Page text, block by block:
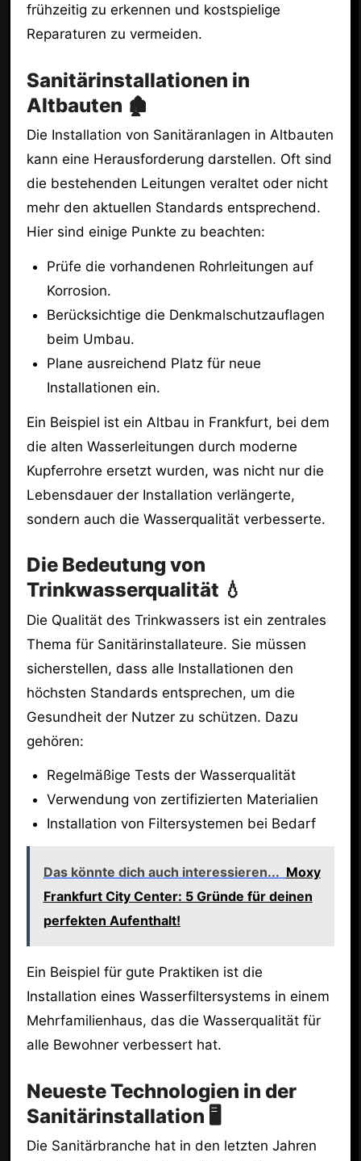
frühzeitig zu erkennen und kostspielige
Reparaturen zu vermeiden.
Sanitärinstallationen in
Altbauten 🏚️
Die Installation von Sanitäranlagen in Altbauten
kann eine Herausforderung darstellen. Oft sind
die bestehenden Leitungen veraltet oder nicht
mehr den aktuellen Standards entsprechend.
Hier sind einige Punkte zu beachten:
Prüfe die vorhandenen Rohrleitungen auf
Korrosion.
Berücksichtige die Denkmalschutzauflagen
beim Umbau.
Plane ausreichend Platz für neue
Installationen ein.
Ein Beispiel ist ein Altbau in Frankfurt, bei dem
die alten Wasserleitungen durch moderne
Kupferrohre ersetzt wurden, was nicht nur die
Lebensdauer der Installation verlängerte,
sondern auch die Wasserqualität verbesserte.
Die Bedeutung von
Trinkwasserqualität 💧
Die Qualität des Trinkwassers ist ein zentrales
Thema für Sanitärinstallateure. Sie müssen
sicherstellen, dass alle Installationen den
höchsten Standards entsprechen, um die
Gesundheit der Nutzer zu schützen. Dazu
gehören:
Regelmäßige Tests der Wasserqualität
Verwendung von zertifizierten Materialien
Installation von Filtersystemen bei Bedarf
Das könnte dich auch interessieren... Moxy
Frankfurt City Center: 5 Gründe für deinen
perfekten Aufenthalt!
Ein Beispiel für gute Praktiken ist die
Installation eines Wasserfiltersystems in einem
Mehrfamilienhaus, das die Wasserqualität für
alle Bewohner verbessert hat.
Neueste Technologien in der
Sanitärinstallation 🖥️
Die Sanitärbranche hat in den letzten Jahren